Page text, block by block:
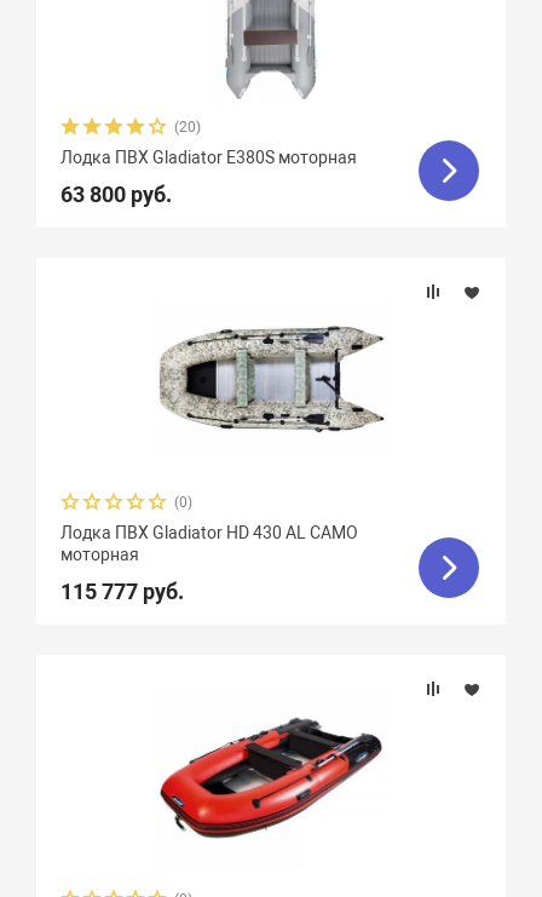
(20)
Лодка ПВХ Gladiator E380S моторная
63 800 руб.
(0)
Лодка ПВХ Gladiator HD 430 AL CAMO
моторная
115 777 руб.